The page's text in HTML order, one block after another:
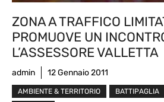
ZONA A TRAFFICO
PROMUOVE UN
L’ASSESSORE VALLETTA
admin 12 Gennaio 2011
AMBIENTE & TERRITORIO BATTIPAGLIA